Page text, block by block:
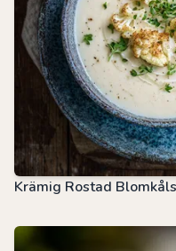
Krämig Rostad